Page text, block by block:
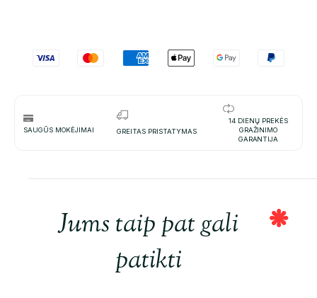
SAUGŪS MOKĖJIMAI GREITAS PRISTATYMAS
14 DIENŲ PREKĖS
GRAŽINIMO
GARANTIJA
Jums taip pat gali
patikti